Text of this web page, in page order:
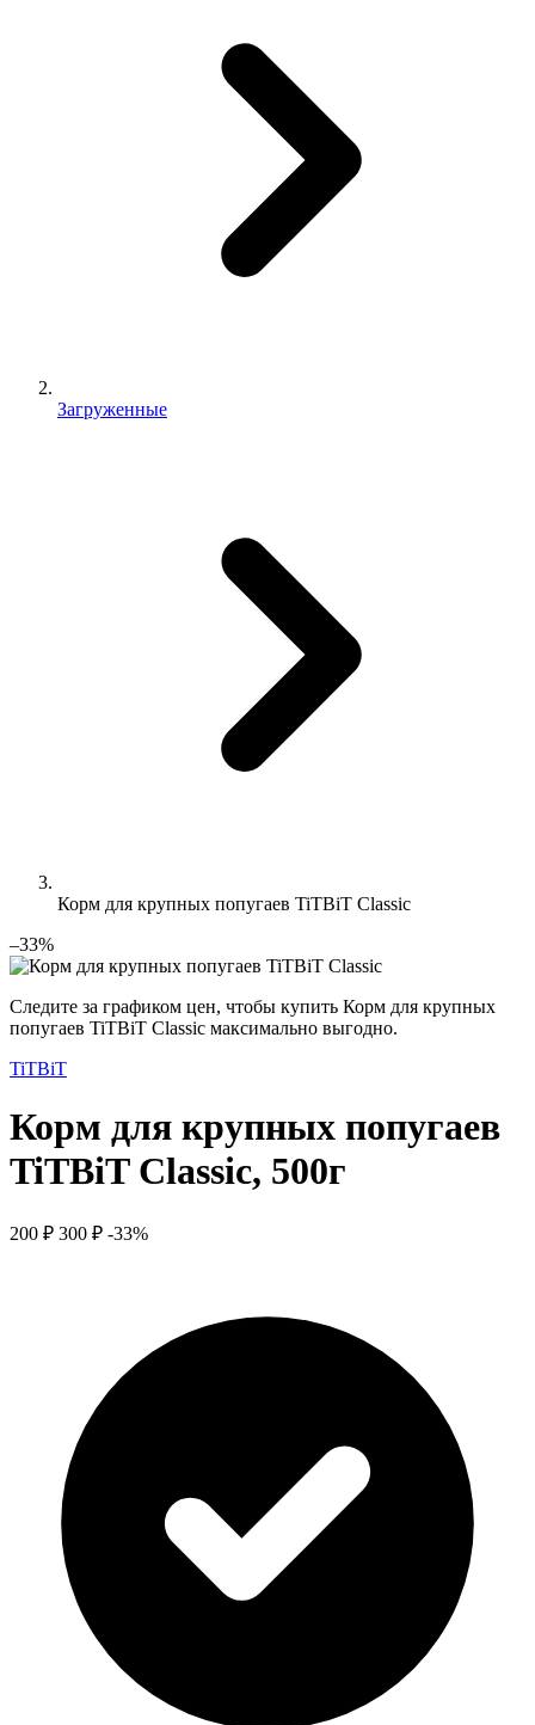
Загруженные
Корм для крупных попугаев TiTBiT Classic
–33%
Следите за графиком цен, чтобы купить Корм для крупных
попугаев TiTBiT Classic максимально выгодно.
TiTBiT
Корм для крупных попугаев
TiTBiT Classic, 500г
200 ₽ 300 ₽ -33%